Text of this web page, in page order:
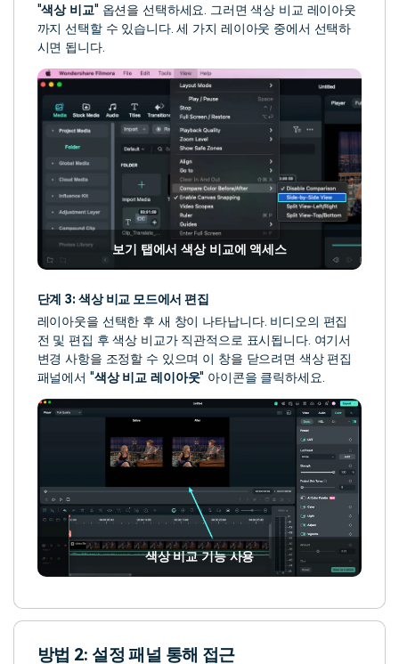
"색상 비교" 옵션을 선택하세요. 그러면 색상 비교 레이아웃
까지 선택할 수 있습니다. 세 가지 레이아웃 중에서 선택하
시면 됩니다.
보기 탭에서 색상 비교에 액세스
단계 3: 색상 비교 모드에서 편집
레이아웃을 선택한 후 새 창이 나타납니다. 비디오의 편집
전 및 편집 후 색상 비교가 직관적으로 표시됩니다. 여기서
변경 사항을 조정할 수 있으며 이 창을 닫으려면 색상 편집
패널에서 "색상 비교 레이아웃" 아이콘을 클릭하세요.
색상 비교 기능 사용
방법 2: 설정 패널 통해 접근